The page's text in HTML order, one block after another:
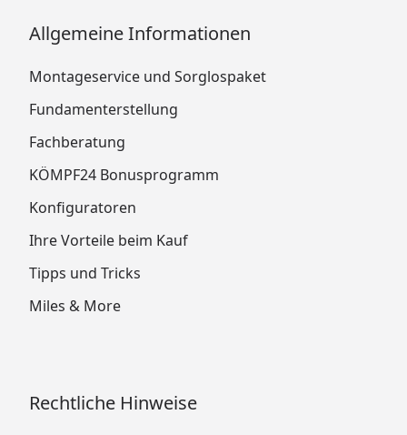
Allgemeine Informationen
Montageservice und Sorglospaket
Fundamenterstellung
Fachberatung
KÖMPF24 Bonusprogramm
Konfiguratoren
Ihre Vorteile beim Kauf
Tipps und Tricks
Miles & More
Rechtliche Hinweise